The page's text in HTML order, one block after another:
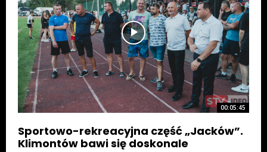
00:05:45
Sportowo-rekreacyjna część „Jacków”.
Klimontów bawi się doskonale